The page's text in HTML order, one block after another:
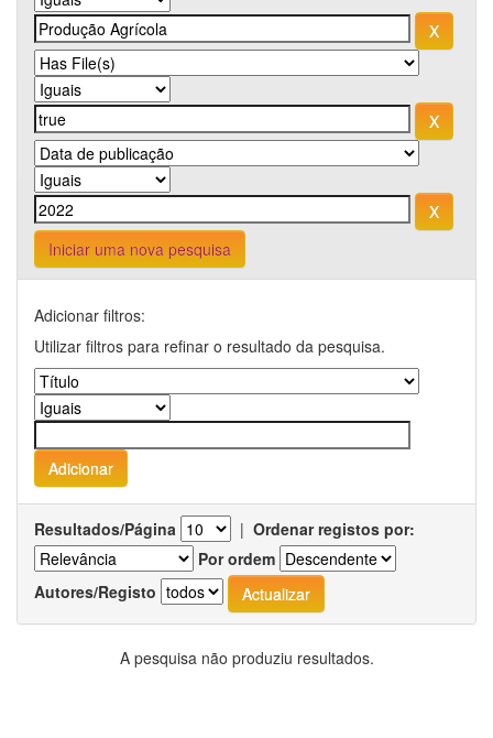
Iniciar uma nova pesquisa
Adicionar filtros:
Utilizar filtros para refinar o resultado da pesquisa.
Resultados/Página | Ordenar registos por:
Por ordem
Autores/Registo
A pesquisa não produziu resultados.